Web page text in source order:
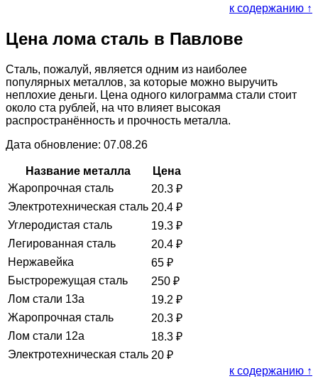
к содержанию ↑
Цена лома сталь в Павлове
Сталь, пожалуй, является одним из наиболее
популярных металлов, за которые можно выручить
неплохие деньги. Цена одного килограмма стали стоит
около ста рублей, на что влияет высокая
распространённость и прочность металла.
Дата обновление: 07.08.26
Название металла
Цена
Жаропрочная сталь
20.3 ₽
Электротехническая сталь 20.4 ₽
Углеродистая сталь
19.3 ₽
Легированная сталь
20.4 ₽
Нержавейка
65 ₽
Быстрорежущая сталь
250 ₽
Лом стали 13а
19.2 ₽
Жаропрочная сталь
20.3 ₽
Лом стали 12а
18.3 ₽
Электротехническая сталь 20 ₽
к содержанию ↑